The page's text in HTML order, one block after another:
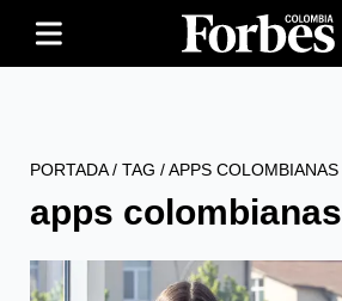
PORTADA/ TAG /APPS COLOMBIANAS
apps colombianas